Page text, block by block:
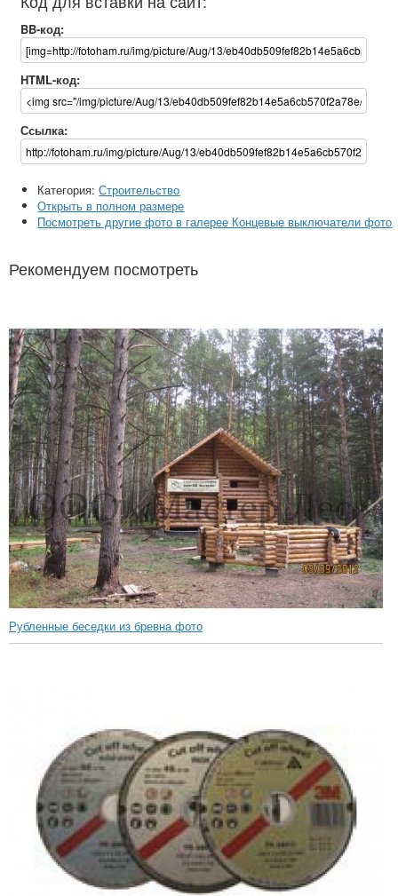
BB-код:
HTML-код:
Ссылка:
Категория:Строительство
Открыть в полном размере
Посмотреть другие фото в галерее Концевые выключатели фото
Рекомендуем посмотреть
Рубленные беседки из бревна фото